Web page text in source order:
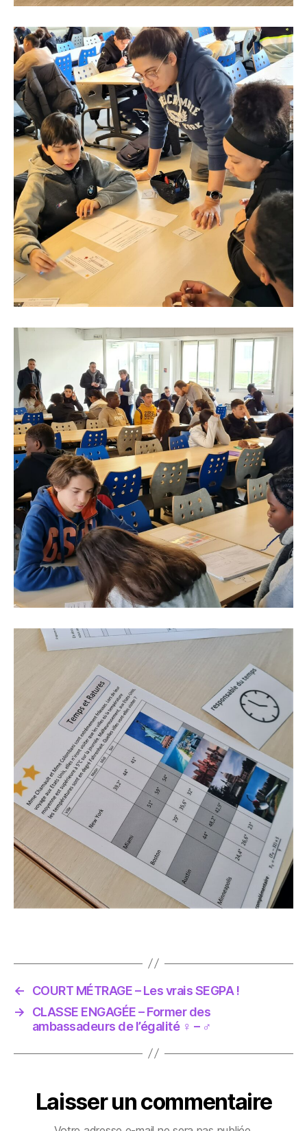
←
COURT MÉTRAGE – Les vrais SEGPA !
→
CLASSE ENGAGÉE – Former des
ambassadeurs de l’égalité ♀ – ♂
Laisser un commentaire